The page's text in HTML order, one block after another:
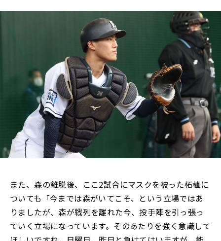
また、森の離脱後、ここ2試合にマスクを被った柘植に
ついても「今までは森がいてこそ、という立場ではあ
りましたが、森が戦列を離れた今、投手陣を引っ張っ
ていく立場になっています。そのあたりを強く意識して